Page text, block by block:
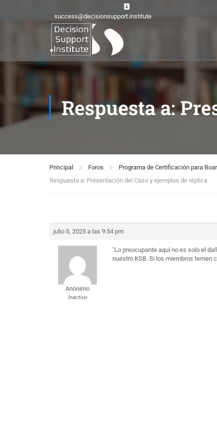
success@decisionsupport.institute
Respuesta a:
Principal Foros
Programa de Certificación para
Respuesta a: Presentación del Caso y ejemplos de réplica.
julio 5, 2025 a las 9:54 pm
Anónimo
Inactivo
"Lo preocupante aquí no es solo el
nuestro KSB. Si los miembros temen